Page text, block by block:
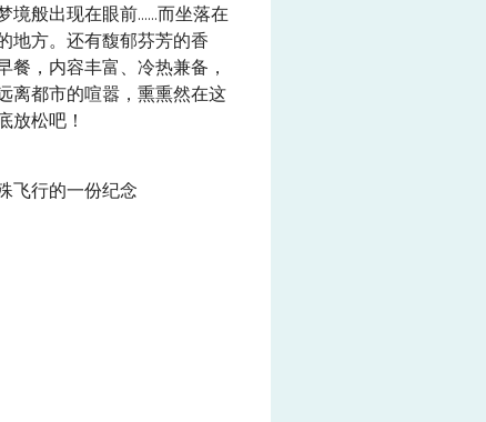
境般出现在眼前……而坐落在
地方。还有馥郁芬芳的香
，内容丰富、冷热兼备，
离都市的喧嚣，熏熏然在这
放松吧！
飞行的一份纪念